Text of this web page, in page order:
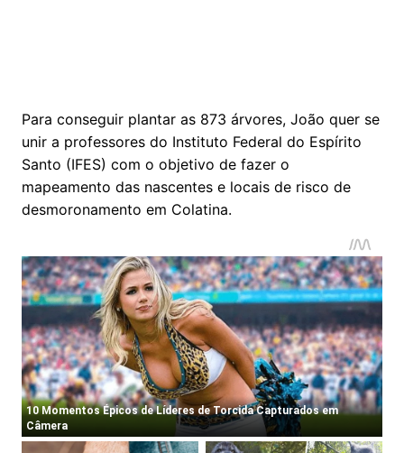
Para conseguir plantar as 873 árvores, João quer se
unir a professores do Instituto Federal do Espírito
Santo (IFES) com o objetivo de fazer o
mapeamento das nascentes e locais de risco de
desmoronamento em Colatina.